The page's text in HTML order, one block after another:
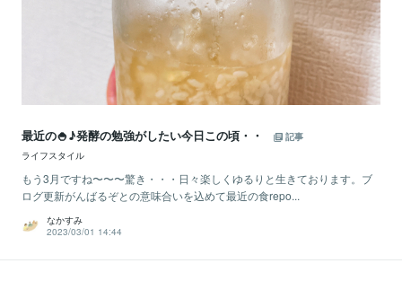
最近の🍚♪発酵の勉強がしたい今日この頃・・
記事
ライフスタイル
もう3月ですね〜〜〜驚き・・・日々楽しくゆるりと生きております。ブ
ログ更新がんばるぞとの意味合いを込めて最近の食repo...
なかすみ
2023/03/01 14:44